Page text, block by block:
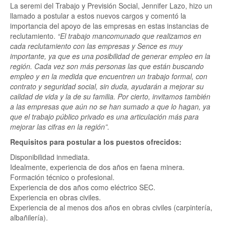
La seremi del Trabajo y Previsión Social, Jennifer Lazo, hizo un
llamado a postular a estos nuevos cargos y comentó la
importancia del apoyo de las empresas en estas instancias de
reclutamiento. “El trabajo mancomunado que realizamos en
cada reclutamiento con las empresas y Sence es muy
importante, ya que es una posibilidad de generar empleo en la
región. Cada vez son más personas las que están buscando
empleo y en la medida que encuentren un trabajo formal, con
contrato y seguridad social, sin duda, ayudarán a mejorar su
calidad de vida y la de su familia. Por cierto, invitamos también
a las empresas que aún no se han sumado a que lo hagan, ya
que el trabajo público privado es una articulación más para
mejorar las cifras en la región”.
Requisitos para postular a los puestos ofrecidos:
Disponibilidad inmediata.
Idealmente, experiencia de dos años en faena minera.
Formación técnico o profesional.
Experiencia de dos años como eléctrico SEC.
Experiencia en obras civiles.
Experiencia de al menos dos años en obras civiles (carpintería,
albañilería).